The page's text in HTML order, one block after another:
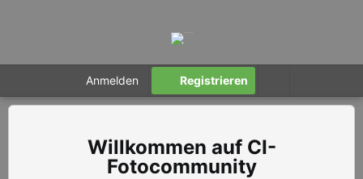
Anmelden Registrieren
CI-
Fotocommunity